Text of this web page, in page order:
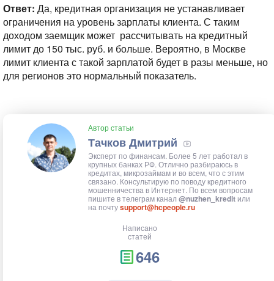
Ответ: Да, кредитная организация не устанавливает
ограничения на уровень зарплаты клиента. С таким
доходом заемщик может рассчитывать на кредитный
лимит до 150 тыс. руб. и больше. Вероятно, в Москве
лимит клиента с такой зарплатой будет в разы меньше, но
для регионов это нормальный показатель.
Автор статьи
Тачков Дмитрий
Эксперт по финансам. Более 5 лет работал в
крупных банках РФ. Отлично разбираюсь в
кредитах, микрозаймам и во всем, что с этим
связано. Консультирую по поводу кредитного
мошенничества в Интернет. По всем вопросам
пишите в телеграм канал @nuzhen_kredit или
на почтуsupport@hcpeople.ru
Написано
статей
646